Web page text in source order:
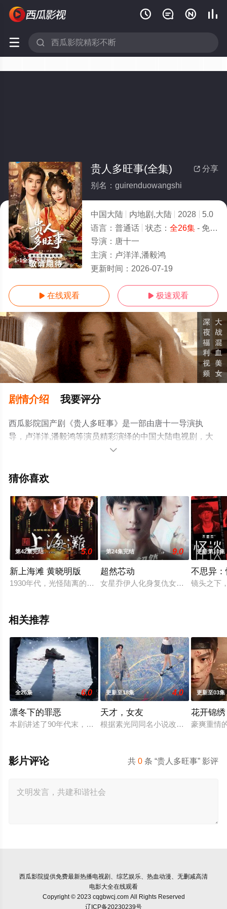
   
 
1-1全集/大结局
 分享
贵人多旺事(全集)
别名：guirenduowangshi
中国大陆 内地剧,大陆 2028
5.0
语言： 普通话 状态： 全26集- 免费在线观看
导演： 唐十一
主演： 卢洋洋,潘毅鸿
更新时间： 2026-07-19
 在线观看  极速观看
剧情介绍 我要评分
西瓜影院国产剧《贵人多旺事》是一部由唐十一导演执
导，卢洋洋,潘毅鸿等演员精彩演绎的中国大陆电视剧，大
结局剧情已揭晓（1-1全集），手机免费在线观看高清未删
至豆瓣电视剧、电视猫或剧情网等平台了解。

猜你喜欢
第42集完结 5.0
新上海滩 黄晓明版
1930年代，光怪陆离的老上海。商会之间依然纷争不断，初来
第24集完结 9.0
超然芯动
女星乔伊人化身复仇女神，机缘巧合
更新第10集
不思异
镜头之下
相关推荐
全26集 6.0
凛冬下的罪恶
本剧讲述了90年代末，怒河市刑侦支队在无普及监控、无DNA
更新至18集 4.0
天才，女友
根据素光同同名小说改编。江逾白长
更新至03集
花开锦绣
豪爽重情
共0 条 “贵人多旺事” 影评
影片评论
西瓜影院提供免费最新热播电视剧、综艺娱乐、热血动漫、无删减高清
电影大全在线观看
Copyright © 2023 cqgbwcj.com All Rights Reserved
辽ICP备20230239号